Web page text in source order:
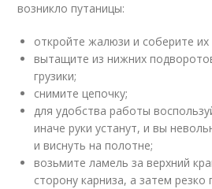
возникло путаницы:
откройте жалюзи и соберите их
вытащите из нижних
грузики;
снимите цепочку;
для удобства работы
иначе руки устанут, и вы
и виснуть на полотне;
возьмите ламель за верхний
сторону карниза, а затем резко